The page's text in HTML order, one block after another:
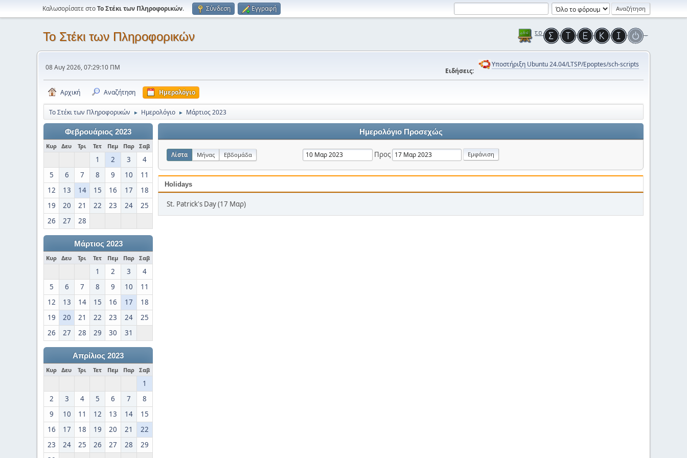
Καλωσορίσατε στοΤο Στέκι των Πληροφορικών. Σύνδεση Εγγραφή
Το Στέκι των Πληροφορικών
08 Αυγ 2026, 07:29:10 ΠΜ Ειδήσεις:
Υποστήριξη Ubuntu 24.04/LTSP/Epoptes/sch-scripts
Αρχική Αναζήτηση Ημερολόγιο
Το Στέκι των Πληροφορικών ► Ημερολόγιο ► Μάρτιος 2023
Φεβρουάριος 2023
Κυρ Δευ Τρι Τετ Πεμ Παρ Σαβ
1 2 3
4
5
6 7 8 9 10
11
12
13 14 15 16 17
18
19
20 21 22 23 24
25
26
27 28
Μάρτιος 2023
Κυρ Δευ Τρι Τετ Πεμ Παρ Σαβ
1 2 3
4
5
6 7 8 9 10
11
12
13 14 15 16 17
18
19
20 21 22 23 24
25
26
27 28 29 30 31
Απρίλιος 2023
Κυρ Δευ Τρι Τετ Πεμ Παρ Σαβ
1
2
3 4 5 6 7
8
9
10 11 12 13 14
15
16
17 18 19 20 21
22
23
24 25 26 27 28
29
Ημερολόγιο Προσεχώς
Λίστα Μήνας Εβδομάδα Προς
Holidays
St. Patrick's Day (17 Μαρ)